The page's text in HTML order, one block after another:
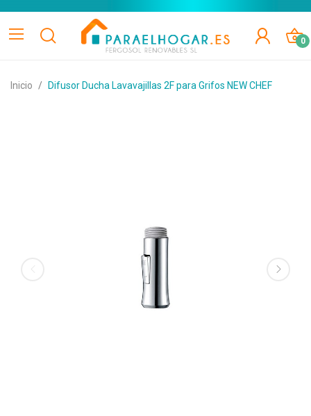
0
Inicio Difusor Ducha Lavavajillas 2F para Grifos NEW CHEF